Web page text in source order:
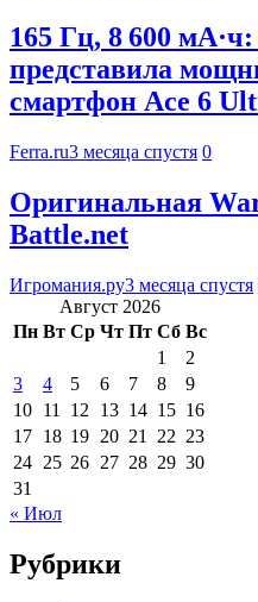
165 Гц, 8 600
представила
смартфон Ace 6
Ferra.ru3 месяца спустя 0
Оригинальная
Battle.net
Игромания.ру3 месяца спустя
Август 2026
Пн Вт Ср Чт Пт Сб Вс
1
2
3
4 5 6 7 8
9
10 11 12 13 14 15 16
17 18 19 20 21 22 23
24 25 26 27 28 29 30
31
« Июл
Рубрики